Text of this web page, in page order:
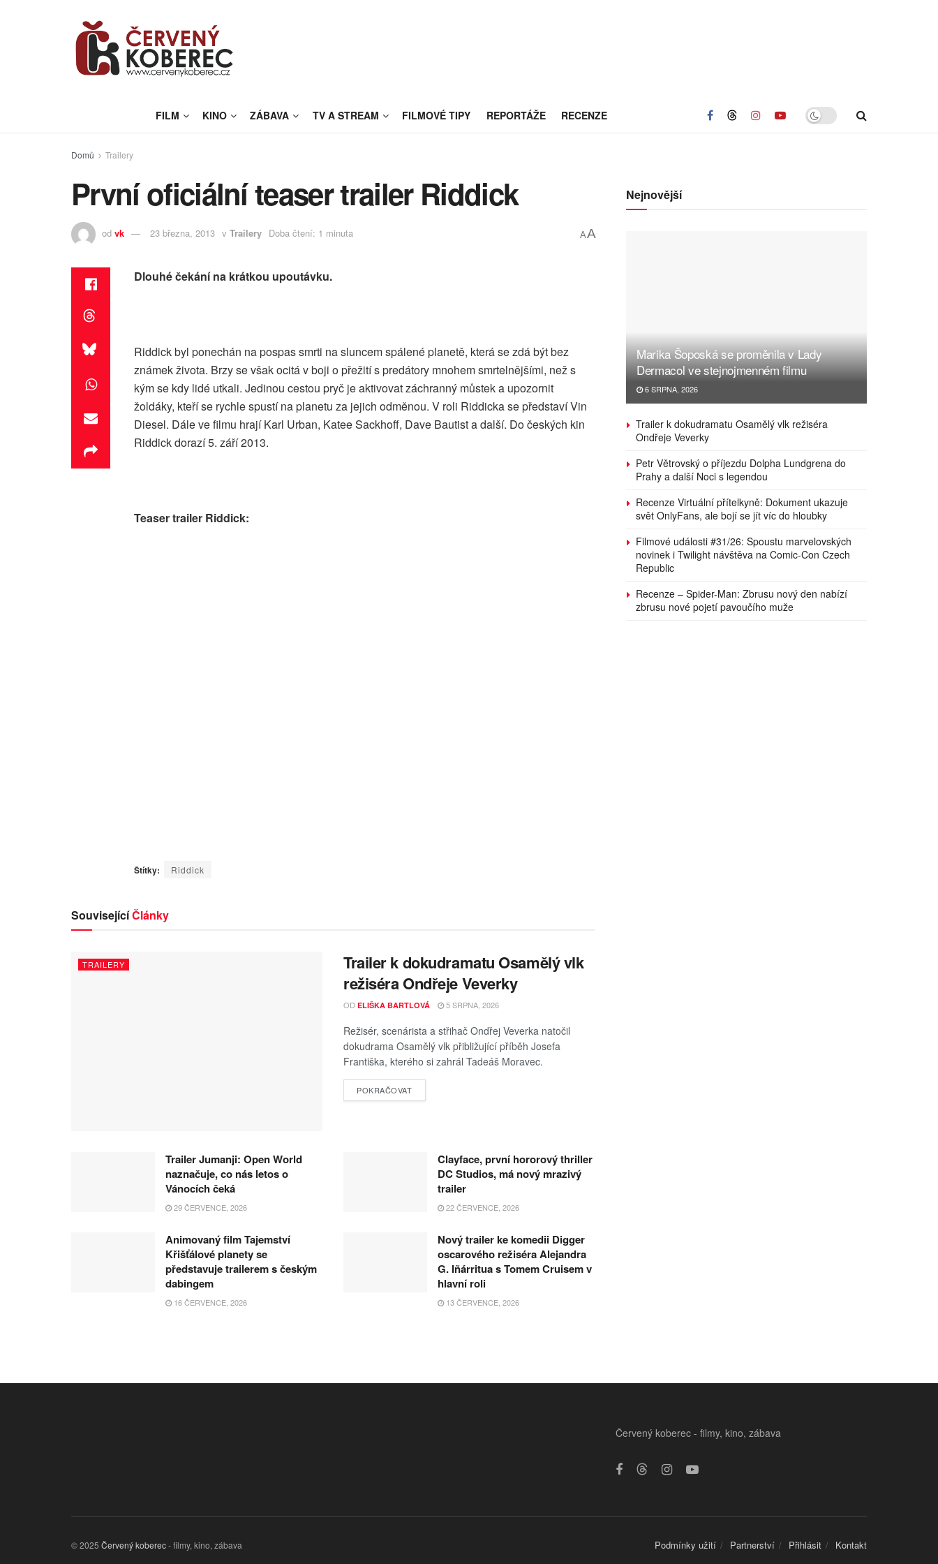
FILM KINO ZÁBAVA TV A STREAM FILMOVÉ TIPY REPORTÁŽE RECENZE
Domů Trailery
První oficiální teaser trailer Riddick
od vk 23 března, 2013 v Trailery Doba čtení: 1 minuta AA
Dlouhé čekání na krátkou upoutávku.
Riddick byl ponechán na pospas smrti na sluncem spálené planetě, která se zdá být bez
známek života. Brzy se však ocitá v boji o přežití s predátory mnohem smrtelnějšími, než s
kým se kdy lidé utkali. Jedinou cestou pryč je aktivovat záchranný můstek a upozornit
žoldáky, kteří se rychle spustí na planetu za jejich odměnou. V roli Riddicka se představí Vin
Diesel. Dále ve filmu hrají Karl Urban, Katee Sackhoff, Dave Bautist a další. Do českých kin
Riddick dorazí 5. září 2013.
Teaser trailer Riddick:
Štítky: Riddick
SouvisejícíČlánky
TRAILERY
Trailer k dokudramatu Osamělý vlk
režiséra Ondřeje Veverky
OD ELIŠKA BARTLOVÁ 5 SRPNA, 2026
Režisér, scenárista a střihač Ondřej Veverka natočil
dokudrama Osamělý vlk přibližující příběh Josefa
Františka, kterého si zahrál Tadeáš Moravec.
POKRAČOVAT
Trailer Jumanji: Open World
naznačuje, co nás letos o
Vánocích čeká
29 ČERVENCE, 2026
Clayface, první hororový thriller
DC Studios, má nový mrazivý
trailer
22 ČERVENCE, 2026
Animovaný film Tajemství
Křišťálové planety se
představuje trailerem s českým
dabingem
16 ČERVENCE, 2026
Nový trailer ke komedii Digger
oscarového režiséra Alejandra
G. Iñárritua s Tomem Cruisem v
hlavní roli
13 ČERVENCE, 2026
Nejnovější
Marika Šoposká se proměnila v Lady
Dermacol ve stejnojmenném filmu
6 SRPNA, 2026
Trailer k dokudramatu Osamělý vlk režiséra
Ondřeje Veverky
Petr Větrovský o příjezdu Dolpha Lundgrena do
Prahy a další Noci s legendou
Recenze Virtuální přítelkyně: Dokument ukazuje
svět OnlyFans, ale bojí se jít víc do hloubky
Filmové události #31/26: Spoustu marvelovských
novinek i Twilight návštěva na Comic-Con Czech
Republic
Recenze – Spider-Man: Zbrusu nový den nabízí
zbrusu nové pojetí pavoučího muže
Červený koberec - filmy, kino, zábava
Podmínky užití Partnerství Přihlásit Kontakt
© 2025 Červený koberec- filmy, kino, zábava